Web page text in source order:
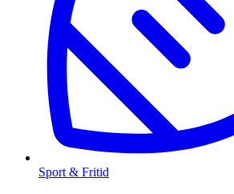
Sport & Fritid